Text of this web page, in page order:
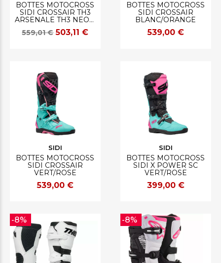
BOTTES MOTOCROSS
SIDI CROSSAIR TH3
ARSENALE TH3 NEON
SIDI
559,01 € 503,11 €
BOTTES MOTOCROSS
SIDI CROSSAIR
BLANC/ORANGE
539,00 €
SIDI
BOTTES MOTOCROSS
SIDI CROSSAIR
VERT/ROSE
539,00 €
SIDI
BOTTES MOTOCROSS
SIDI X POWER SC
VERT/ROSE
399,00 €
-8% -8%